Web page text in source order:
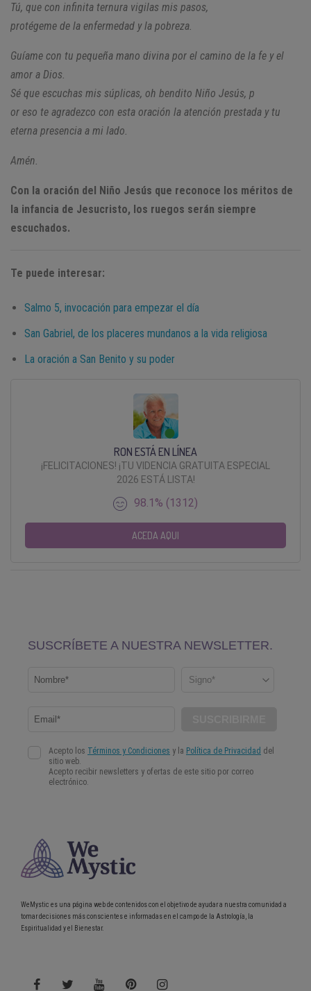
Tú, que con infinita ternura vigilas mis pasos,
protégeme de la enfermedad y la pobreza.
Guíame con tu pequeña mano divina por el camino de la fe y el
amor a Dios.
Sé que escuchas mis súplicas, oh bendito Niño Jesús, p
or eso te agradezco con esta oración la atención prestada y tu
eterna presencia a mi lado.
Amén.
Con la oración del Niño Jesús que reconoce los méritos de
la infancia de Jesucristo, los ruegos serán siempre
escuchados.
Te puede interesar:
Salmo 5, invocación para empezar el día
San Gabriel, de los placeres mundanos a la vida religiosa
La oración a San Benito y su poder
RON ESTÁ EN LÍNEA
¡FELICITACIONES! ¡TU VIDENCIA GRATUITA ESPECIAL
2026 ESTÁ LISTA!
98.1% (1312)
ACEDA AQUI
WeMystic es una página web de contenidos con el objetivo de ayudar a nuestra comunidad a
tomar decisiones más conscientes e informadas en el campo de la Astrología, la
Espiritualidad y el Bienestar.